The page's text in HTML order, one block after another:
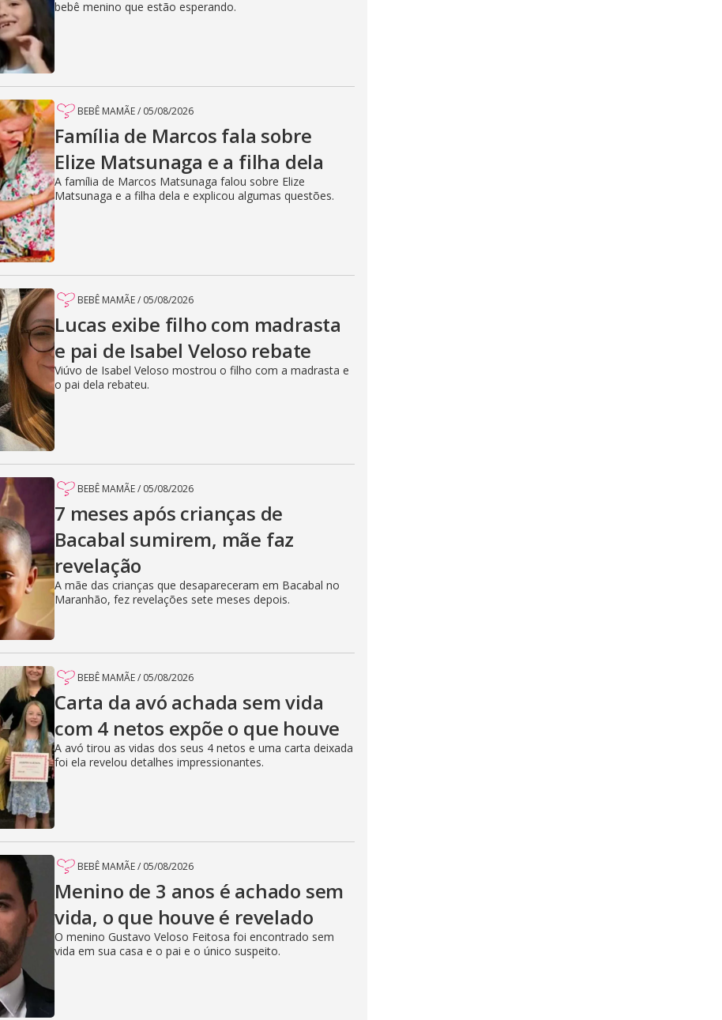
bebê menino que estão esperando.
BEBÊ MAMÃE/ 05/08/2026
Família de Marcos fala sobre
Elize Matsunaga e a filha dela
A família de Marcos Matsunaga falou sobre Elize
Matsunaga e a filha dela e explicou algumas questões.
BEBÊ MAMÃE/ 05/08/2026
Lucas exibe filho com madrasta
e pai de Isabel Veloso rebate
Viúvo de Isabel Veloso mostrou o filho com a madrasta e
o pai dela rebateu.
BEBÊ MAMÃE/ 05/08/2026
7 meses após crianças de
Bacabal sumirem, mãe faz
revelação
A mãe das crianças que desapareceram em Bacabal no
Maranhão, fez revelações sete meses depois.
BEBÊ MAMÃE/ 05/08/2026
Carta da avó achada sem vida
com 4 netos expõe o que houve
A avó tirou as vidas dos seus 4 netos e uma carta deixada
foi ela revelou detalhes impressionantes.
BEBÊ MAMÃE/ 05/08/2026
Menino de 3 anos é achado sem
vida, o que houve é revelado
O menino Gustavo Veloso Feitosa foi encontrado sem
vida em sua casa e o pai e o único suspeito.